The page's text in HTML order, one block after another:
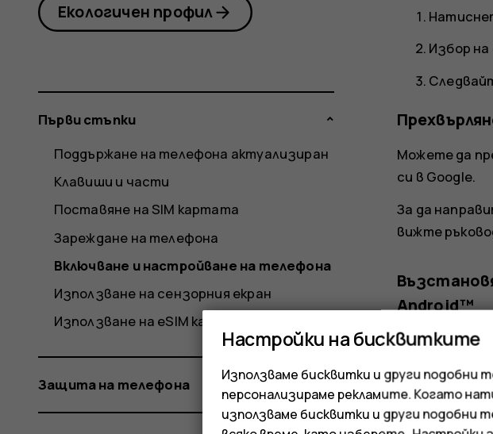
Избор на
Можете да
си в Google.
За да
вижте
Android™
Ако
копие на
паролите за
Екологичен профил
Първи стъпки
Поддържане на телефона актуализиран
Клавиши и части
Поставяне на SIM картата
Зареждане на телефона
Включване и настройване на телефона
Използване на сензорния екран
Използване на eSIM карта
Защита на телефона
Настройки на бисквитките
Използваме бисквитки и други подобни
персонализираме рекламите. Когато
използваме бисквитки и други